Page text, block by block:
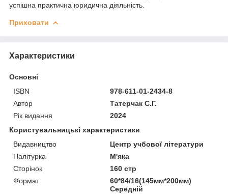
успішна практична юридична діяльність.
Приховати
Характеристики
Основні
ISBN
978-611-01-2434-8
Автор
Татерчак С.Г.
Рік видання
2024
Користувальницькі характеристики
Видавництво
Центр учбової літератури
Палітурка
М'яка
Сторінок
160 стр
Формат
60*84/16(145мм*200мм)
Середній